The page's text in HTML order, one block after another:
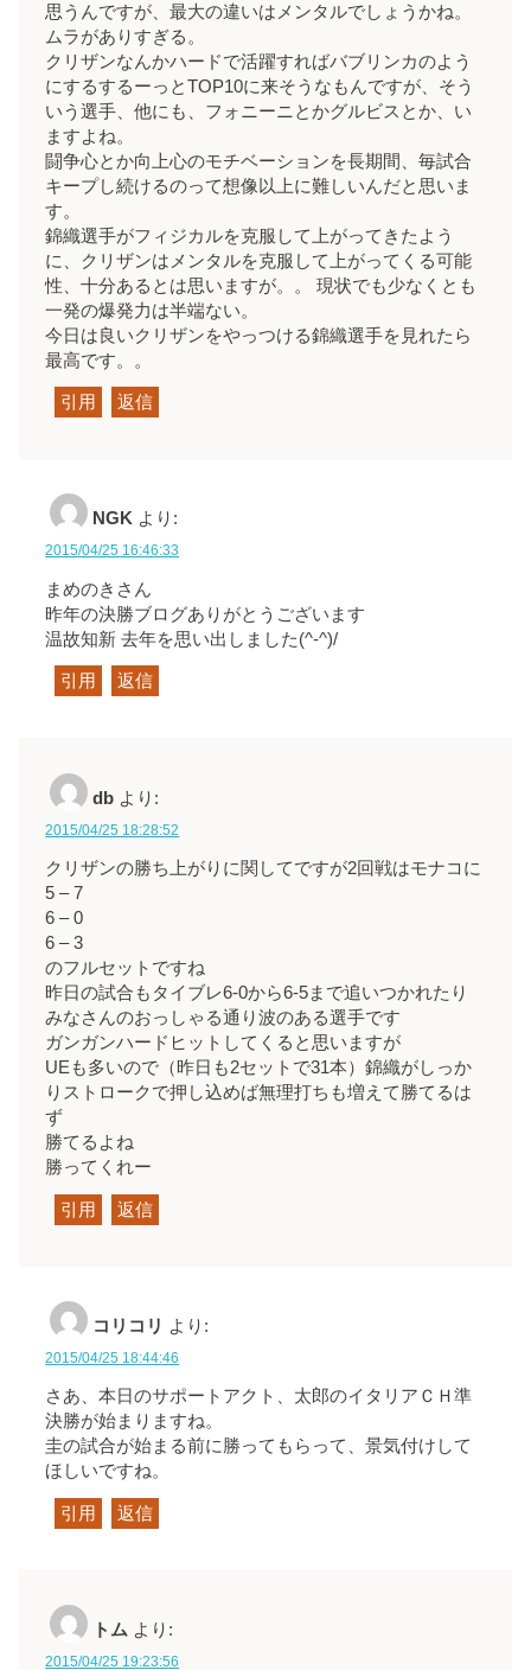
思うんですが、最大の違いはメンタルでしょうかね。
ムラがありすぎる。
クリザンなんかハードで活躍すればバブリンカのよう
にするするーっとTOP10に来そうなもんですが、そう
いう選手、他にも、フォニーニとかグルビスとか、い
ますよね。
闘争心とか向上心のモチベーションを長期間、毎試合
キープし続けるのって想像以上に難しいんだと思いま
す。
錦織選手がフィジカルを克服して上がってきたよう
に、クリザンはメンタルを克服して上がってくる可能
性、十分あるとは思いますが。。 現状でも少なくとも
一発の爆発力は半端ない。
今日は良いクリザンをやっつける錦織選手を見れたら
最高です。。
引用 返信
NGK より:
2015/04/25 16:46:33
まめのきさん
昨年の決勝ブログありがとうございます
温故知新 去年を思い出しました(^-^)/
引用 返信
db より:
2015/04/25 18:28:52
クリザンの勝ち上がりに関してですが2回戦はモナコに
5 – 7
6 – 0
6 – 3
のフルセットですね
昨日の試合もタイブレ6-0から6-5まで追いつかれたり
みなさんのおっしゃる通り波のある選手です
ガンガンハードヒットしてくると思いますが
UEも多いので（昨日も2セットで31本）錦織がしっか
りストロークで押し込めば無理打ちも増えて勝てるは
ず
勝てるよね
勝ってくれー
引用 返信
コリコリ より:
2015/04/25 18:44:46
さあ、本日のサポートアクト、太郎のイタリアＣＨ準
決勝が始まりますね。
圭の試合が始まる前に勝ってもらって、景気付けして
ほしいですね。
引用 返信
トム より:
2015/04/25 19:23:56